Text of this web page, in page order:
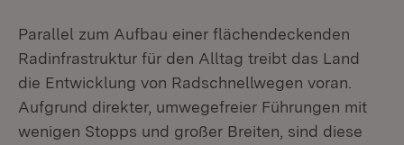
Parallel zum Aufbau einer flächendeckenden
Radinfrastruktur für den Alltag treibt das Land
die Entwicklung von Radschnellwegen voran.
Aufgrund direkter, umwegefreier Führungen mit
wenigen Stopps und großer Breiten, sind diese